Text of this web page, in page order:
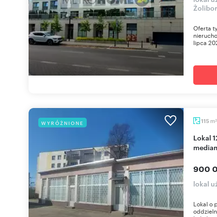
Oferta
lipca
WYRÓŻNIONE 115 m2
Lokal 124 m² z 3 wejściami, klimatyzacją i
900
lokal
Lokal o